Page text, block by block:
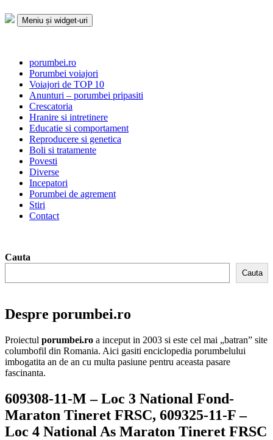
la
Meniu și widget-uri
porumbei.ro
Porumbei voiajori
Voiajori de TOP 10
Anunturi – porumbei pripasiti
Crescatoria
Hranire si intretinere
Educatie si comportament
Reproducere si genetica
Boli si tratamente
Povesti
Diverse
Incepatori
Porumbei de agrement
Stiri
Contact
Cauta
Cauta
Despre porumbei.ro
Proiectul porumbei.ro a inceput in 2003 si este cel mai „batran” site
columbofil din Romania. Aici gasiti enciclopedia porumbelului
imbogatita an de an cu multa pasiune pentru aceasta pasare
fascinanta.
609308-11-M – Loc 3 National Fond-
Maraton Tineret FRSC, 609325-11-F –
Loc 4 National As Maraton Tineret FRSC